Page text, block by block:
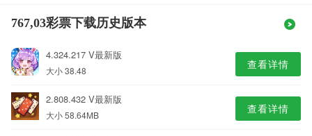
767,03彩票下载历史版本
4.324.217 V最新版
大小 38.48 查看详情
2.808.432 V最新版
大小 58.64MB 查看详情